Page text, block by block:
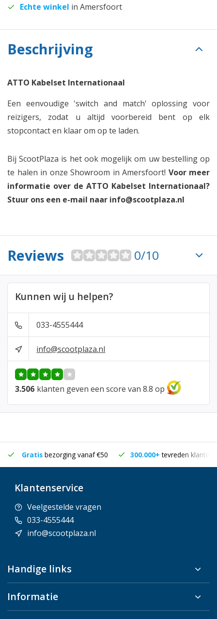
Echte winkel in Amersfoort
Beschrijving
ATTO Kabelset Internationaal
Een eenvoudige 'switch and match' oplossing voor
reizigers, zodat u altijd voorbereid bent op elk
stopcontact en klaar om op te laden.
Bij ScootPlaza is het ook mogelijk om uw bestelling op
te halen in onze Showroom in Amersfoort! Voor meer
informatie over de ATTO Kabelset Internationaal?
Stuur ons een e-mail naar info@scootplaza.nl
Reviews 0/10
Kunnen wij u helpen?
033-4555444
info@scootplaza.nl
3.506 klanten geven een score van 8.8 op
Gratis bezorging vanaf €50 300.000+tevreden klanten
Klantenservice
Veelgestelde vragen
033-4555444
info@scootplaza.nl
Handige links
Informatie